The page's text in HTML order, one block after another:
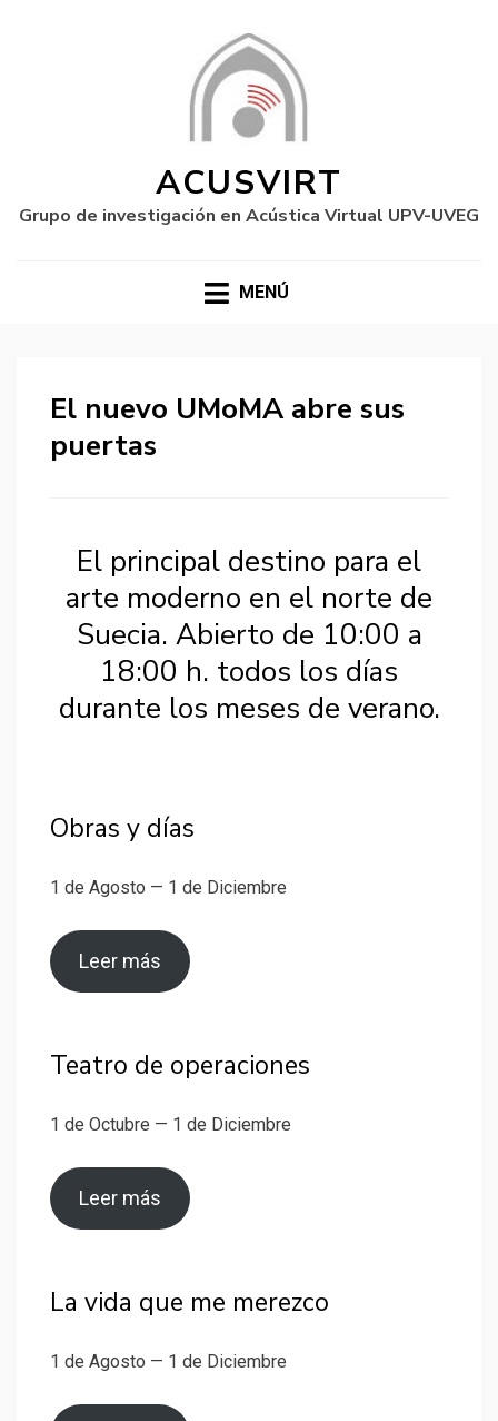
ACUSVIRT
Grupo de investigación en Acústica Virtual UPV-UVEG
MENÚ
El nuevo UMoMA abre sus
puertas
El principal destino para el
arte moderno en el norte de
Suecia. Abierto de 10:00 a
18:00 h. todos los días
durante los meses de verano.
Obras y días
1 de Agosto — 1 de Diciembre
Leer más
Teatro de operaciones
1 de Octubre — 1 de Diciembre
Leer más
La vida que me merezco
1 de Agosto — 1 de Diciembre